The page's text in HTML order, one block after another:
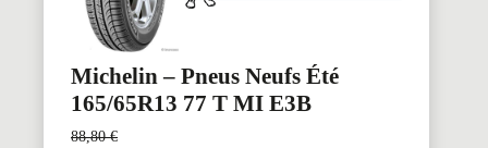
Michelin – Pneus Neufs Été
165/65R13 77 T MI E3B
88,80€